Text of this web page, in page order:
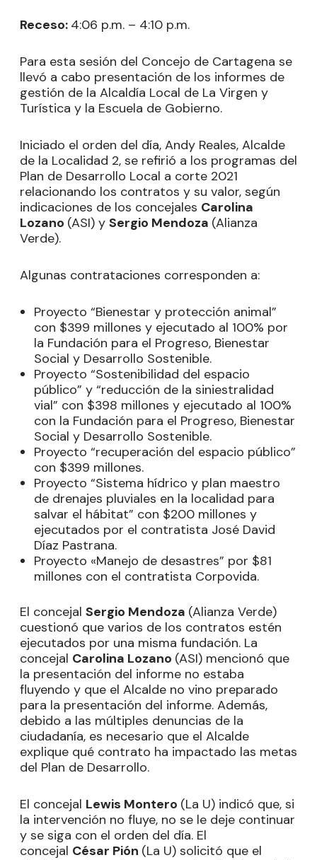
Receso: 4:06 p.m. – 4:10 p.m.
Para esta sesión del Concejo de Cartagena se
llevó a cabo presentación de los informes de
gestión de la Alcaldía Local de La Virgen y
Turística y la Escuela de Gobierno.
Iniciado el orden del día, Andy Reales, Alcalde
de la Localidad 2, se refirió a los programas del
Plan de Desarrollo Local a corte 2021
relacionando los contratos y su valor, según
indicaciones de los concejales Carolina
Lozano (ASI) y Sergio Mendoza (Alianza
Verde).
Algunas contrataciones corresponden a:
Proyecto “Bienestar y protección animal”
con $399 millones y ejecutado al 100% por
la Fundación para el Progreso, Bienestar
Social y Desarrollo Sostenible.
Proyecto “Sostenibilidad del espacio
público” y “reducción de la siniestralidad
vial” con $398 millones y ejecutado al 100%
con la Fundación para el Progreso, Bienestar
Social y Desarrollo Sostenible.
Proyecto “recuperación del espacio público”
con $399 millones.
Proyecto “Sistema hídrico y plan maestro
de drenajes pluviales en la localidad para
salvar el hábitat” con $200 millones y
ejecutados por el contratista José David
Díaz Pastrana.
Proyecto «Manejo de desastres” por $81
millones con el contratista Corpovida.
El concejal Sergio Mendoza (Alianza Verde)
cuestionó que varios de los contratos estén
ejecutados por una misma fundación. La
concejal Carolina Lozano (ASI) mencionó que
la presentación del informe no estaba
fluyendo y que el Alcalde no vino preparado
para la presentación del informe. Además,
debido a las múltiples denuncias de la
ciudadanía, es necesario que el Alcalde
explique qué contrato ha impactado las metas
del Plan de Desarrollo.
El concejal Lewis Montero (La U) indicó que, si
la intervención no fluye, no se le deje continuar
y se siga con el orden del día. El
concejal César Pión (La U) solicitó que el